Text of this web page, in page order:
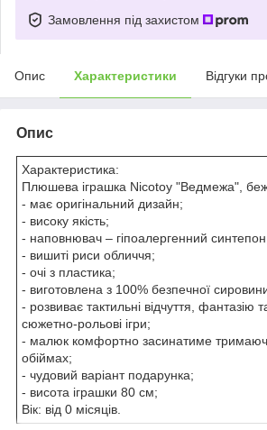
Замовлення під захистом
Опис Характеристики Відгуки
Опис
Характеристика:
Плюшева іграшка Nicotoy "Ведмежа",
- має оригінальний дизайн;
- високу якість;
- наповнювач – гіпоалергенний
- вишиті риси обличчя;
- очі з пластика;
- виготовлена з 100% безпечної
- розвиває тактильні відчуття, фантазію
сюжетно-рольові ігри;
- малюк комфортно засинатиме
обіймах;
- чудовий варіант подарунка;
- висота іграшки 80 см;
Вік: від 0 місяців.